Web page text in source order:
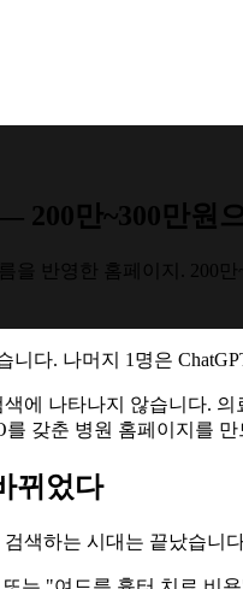
200만~300만원
을 반영한 홈페이지. 200
니다. 나머지 1명은
에 나타나지 않습니다.
갖춘 병원 홈페이지를
뀌었다
색하는 시대는 끝났습니